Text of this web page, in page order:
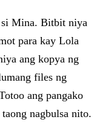
si Mina. Bitbit niya
para kay Lola
ang kopya ng
files ng
ang pangako
nagbulsa nito.